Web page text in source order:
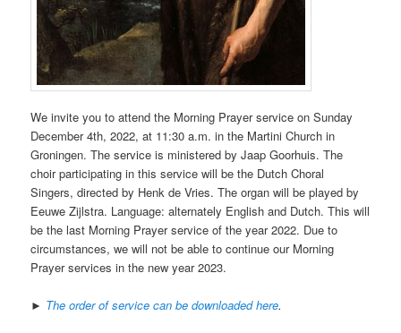
We invite you to attend the Morning Prayer service on Sunday
December 4th, 2022, at 11:30 a.m. in the Martini Church in
Groningen. The service is ministered by Jaap Goorhuis. The
choir participating in this service will be the Dutch Choral
Singers, directed by Henk de Vries. The organ will be played by
Eeuwe Zijlstra. Language: alternately English and Dutch. This will
be the last Morning Prayer service of the year 2022. Due to
circumstances, we will not be able to continue our Morning
Prayer services in the new year 2023.
► The order of service can be downloaded here.